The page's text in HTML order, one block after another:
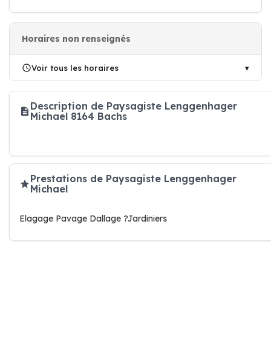
Horaires non renseignés
Voir tous les horaires
Description de Paysagiste Lenggenhager
Michael 8164 Bachs
Prestations de Paysagiste Lenggenhager
Michael
Elagage Pavage Dallage ?Jardiniers